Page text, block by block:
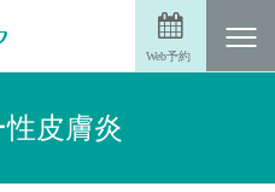
Web予約
皮膚炎